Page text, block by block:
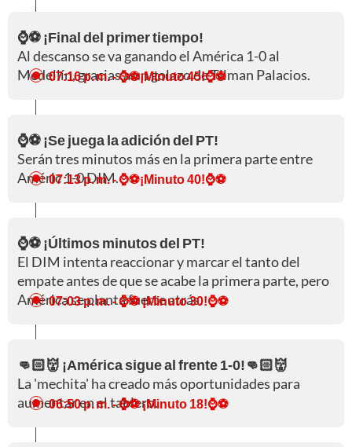
⌚⚽ ¡Final del primer tiempo!
Al descanso se va ganando el América 1-0 al
Medellín, gracias a un golazo de Tilman Palacios.
07:16 p. m.- ⌚⚽¡Minuto 45!⌚⚽
⌚⚽ ¡Se juega la adición del PT!
Serán tres minutos más en la primera parte entre
Améric 1-0 DIM.
07:13 p. m.- ⌚⚽¡Minuto 40!⌚⚽
⌚⚽ ¡Últimos minutos del PT!
El DIM intenta reaccionar y marcar el tanto del
empate antes de que se acabe la primera parte, pero
América se planta fuerte atrás.
07:03 p. m.- ⌚⚽ ¡Minuto 30!⌚⚽
👊🏻👹 ¡América sigue al frente 1-0!👊🏻👹
La 'mechita' ha creado más oportunidades para
aumentar en el tablero.
06:50 p. m.- ⌚⚽ ¡Minuto 18!⌚⚽